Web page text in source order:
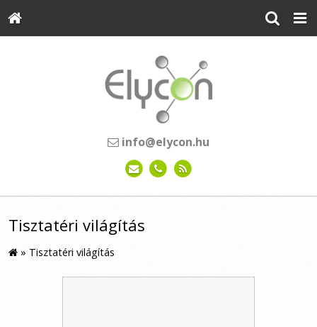
info@elycon.hu
Tisztatéri világítás
» Tisztatéri világítás